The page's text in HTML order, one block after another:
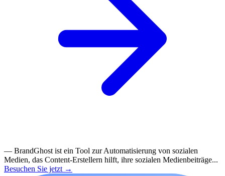
— BrandGhost ist ein Tool zur Automatisierung von sozialen
Medien, das Content-Erstellern hilft, ihre sozialen Medienbeiträge...
Besuchen Sie jetzt →